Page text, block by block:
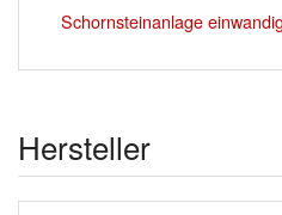
Schornsteinanlage einwandig
Hersteller